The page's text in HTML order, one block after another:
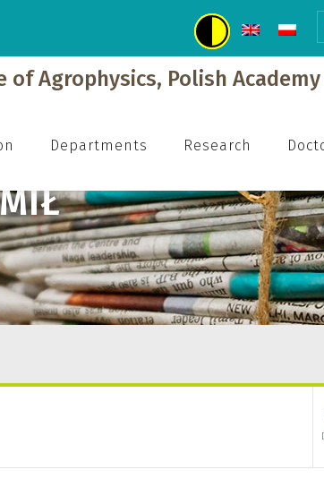
Agrophysics, Polish Academy
Departments Research